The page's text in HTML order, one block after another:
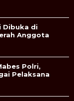
Dibuka di
Anggota
Polri,
Pelaksana